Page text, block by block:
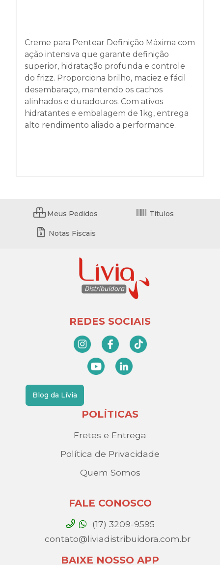
Creme para Pentear Definição Máxima com
ação intensiva que garante definição
superior, hidratação profunda e controle
do frizz. Proporciona brilho, maciez e fácil
desembaraço, mantendo os cachos
alinhados e duradouros. Com ativos
hidratantes e embalagem de 1kg, entrega
alto rendimento aliado a performance.
Meus Pedidos Títulos
Notas Fiscais
REDES SOCIAIS
Blog da Lívia
POLÍTICAS
Fretes e Entrega
Política de Privacidade
Quem Somos
FALE CONOSCO
(17) 3209-9595
contato@liviadistribuidora.com.br
BAIXE NOSSO APP